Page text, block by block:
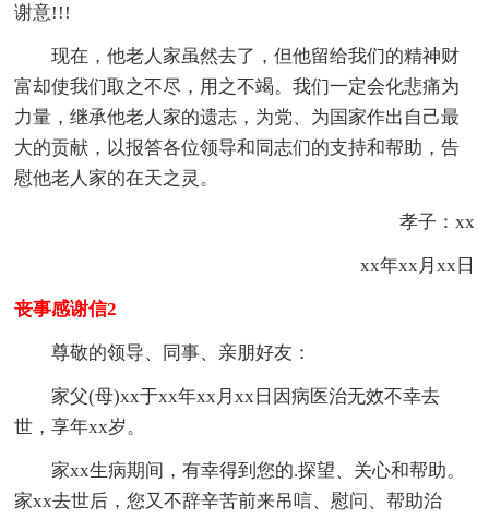
谢意!!!
现在，他老人家虽然去了，但他留给我们的精神财
富却使我们取之不尽，用之不竭。我们一定会化悲痛为
力量，继承他老人家的遗志，为党、为国家作出自己最
大的贡献，以报答各位领导和同志们的支持和帮助，告
慰他老人家的在天之灵。
孝子：xx
xx年xx月xx日
丧事感谢信2
尊敬的领导、同事、亲朋好友：
家父(母)xx于xx年xx月xx日因病医治无效不幸去
世，享年xx岁。
家xx生病期间，有幸得到您的.探望、关心和帮助。
家xx去世后，您又不辞辛苦前来吊唁、慰问、帮助治